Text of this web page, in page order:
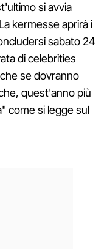
si avvia
kermesse aprirà i
sabato 24
di celebrities
se dovranno
quest'anno più
come si legge sul